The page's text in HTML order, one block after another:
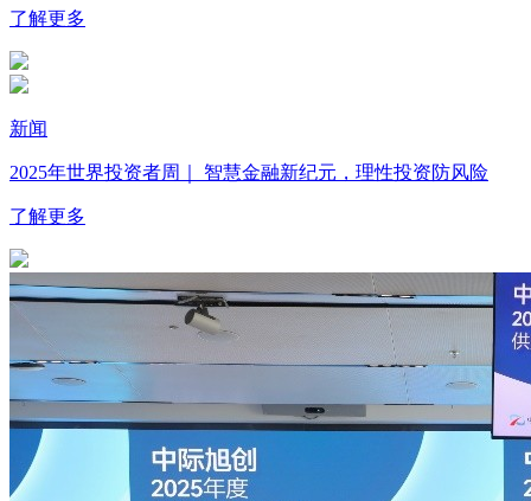
了解更多
新闻
2025年世界投资者周｜ 智慧金融新纪元，理性投资防风险
了解更多